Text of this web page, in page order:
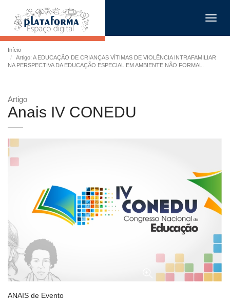
Início
Artigo: A EDUCAÇÃO DE CRIANÇAS VÍTIMAS DE VIOLÊNCIA INTRAFAMILIAR
NA PERSPECTIVA DA EDUCAÇÃO ESPECIAL EM AMBIENTE NÃO FORMAL.
Artigo
Anais IV CONEDU
ANAIS de Evento